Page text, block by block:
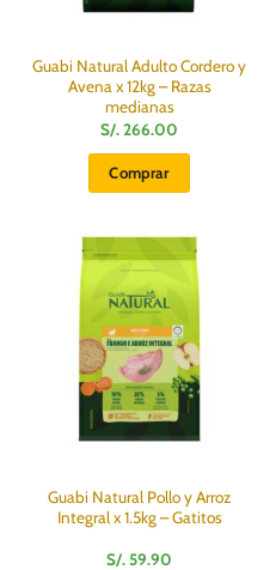
página
producto
Guabi Natural Adulto Cordero y
Avena x 12kg – Razas
medianas
S/.266.00
Comprar
Guabi Natural Pollo y Arroz
Integral x 1.5kg – Gatitos
S/. 59.90